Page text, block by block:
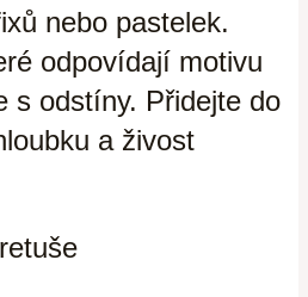
nebo pastelek.
odpovídají motivu
s odstíny. Přidejte do
a živost